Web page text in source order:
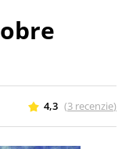
4,3 (3 recenzie)